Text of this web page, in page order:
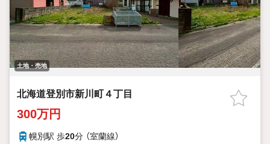
土地・売地
北海道登別市新川町４丁目
300万円
幌別駅 歩20分 （室蘭線）